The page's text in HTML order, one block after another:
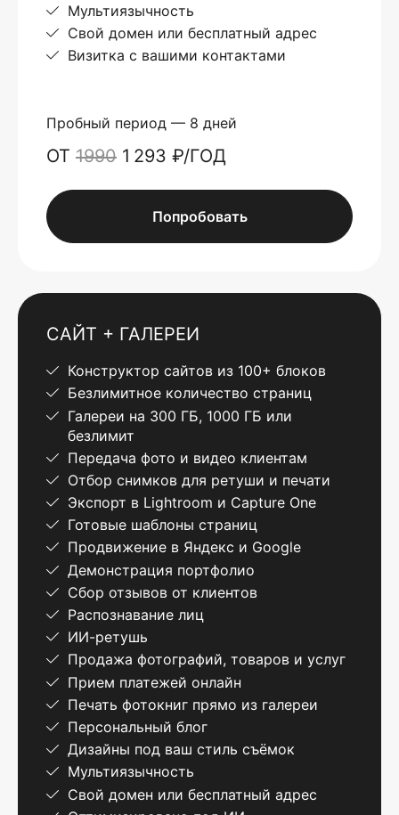
Мультиязычность
Свой домен или бесплатный адрес
Визитка с вашими контактами
Пробный период — 8 дней
ОТ 1990 1 293 ₽/ГОД
Попробовать
САЙТ + ГАЛЕРЕИ
Конструктор сайтов из 100+ блоков
Безлимитное количество страниц
Галереи на 300 ГБ, 1000 ГБ или
безлимит
Передача фото и видео клиентам
Отбор снимков для ретуши и печати
Экспорт в Lightroom и Capture One
Готовые шаблоны страниц
Продвижение в Яндекс и Google
Демонстрация портфолио
Сбор отзывов от клиентов
Распознавание лиц
ИИ-ретушь
Продажа фотографий, товаров и услуг
Прием платежей онлайн
Печать фотокниг прямо из галереи
Персональный блог
Дизайны под ваш стиль съёмок
Мультиязычность
Свой домен или бесплатный адрес